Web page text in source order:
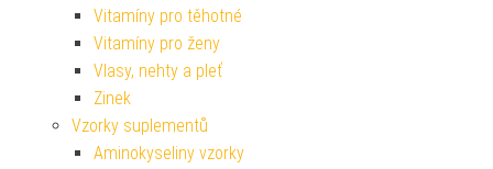
Vitamíny pro těhotné
Vitamíny pro ženy
Vlasy, nehty a pleť
Zinek
Vzorky suplementů
Aminokyseliny vzorky